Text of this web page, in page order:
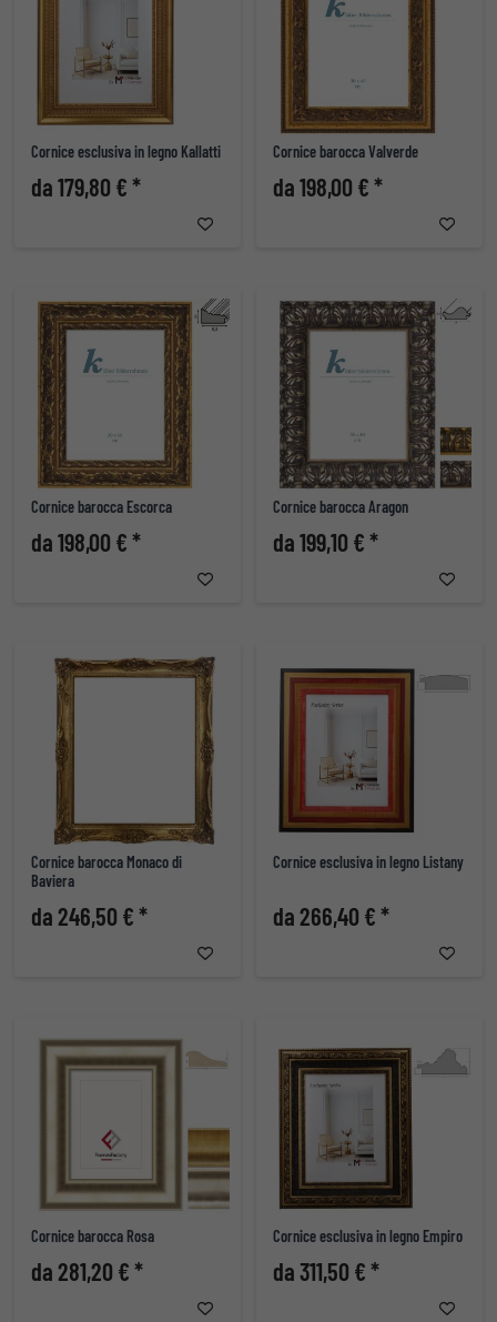
Cornice esclusiva in legno Kallatti
da 179,80 € *
Cornice barocca Valverde
da 198,00 € *
Cornice barocca Escorca
da 198,00 € *
Cornice barocca Aragon
da 199,10 € *
Cornice barocca Monaco di
Baviera
da 246,50 € *
Cornice esclusiva in legno Listany
da 266,40 € *
Cornice barocca Rosa
da 281,20 € *
Cornice esclusiva in legno Empiro
da 311,50 € *